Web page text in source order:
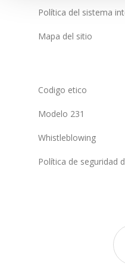
Política del sistema
Mapa del sitio
Codigo etico
Modelo 231
Whistleblowing
Política de seguridad